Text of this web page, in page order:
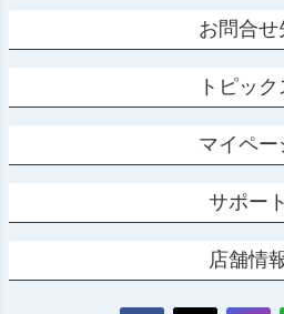
お問合せ
トピック
マイペー
サポート
店舗情